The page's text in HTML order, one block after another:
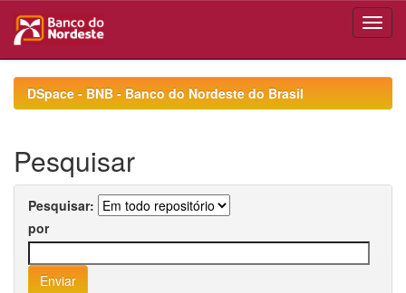
navigationDSpace - BNB - Banco do Nordeste do Brasil
Pesquisar
Pesquisar:
por